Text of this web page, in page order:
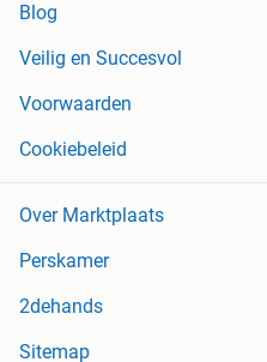
Blog
Veilig en Succesvol
Voorwaarden
Cookiebeleid
Over Marktplaats
Perskamer
2dehands
Sitemap